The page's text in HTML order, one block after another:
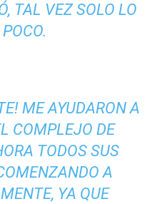
TAL VEZ SOLO LO
ME AYUDARON A
COMPLEJO DE
TODOS SUS
A
YA QUE